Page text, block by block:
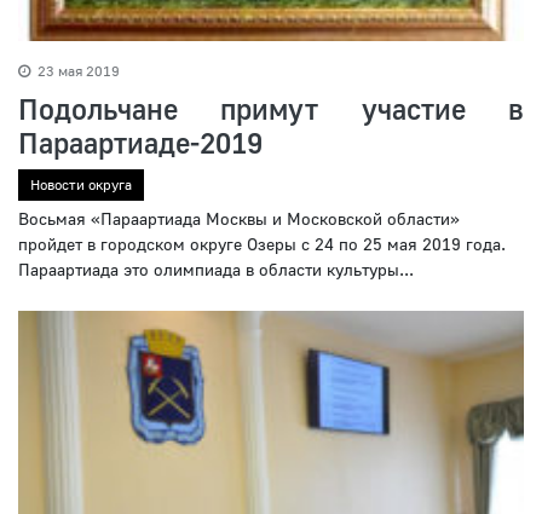
23 мая 2019
Подольчане примут участие в
Параартиаде-2019
Новости округа
Восьмая «Параартиада Москвы и Московской области»
пройдет в городском округе Озеры с 24 по 25 мая 2019 года.
Параартиада это олимпиада в области культуры...